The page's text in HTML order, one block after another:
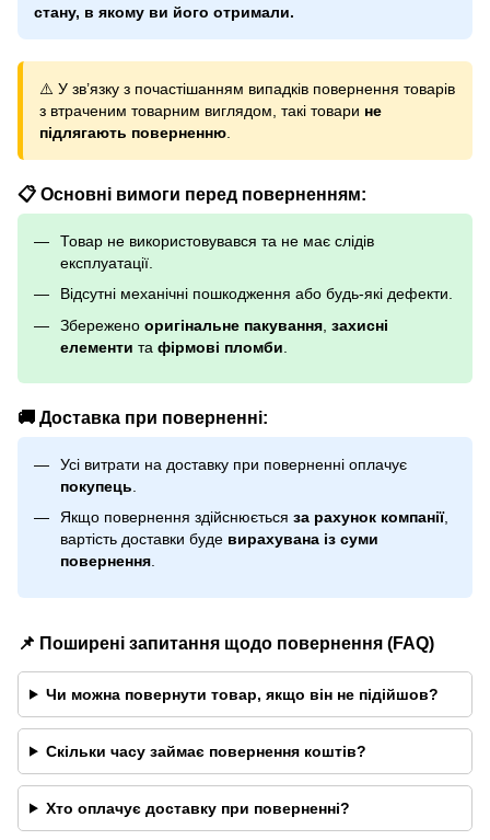
стану, в якому ви його отримали.
⚠️ У зв’язку з почастішанням випадків повернення товарів
з втраченим товарним виглядом, такі товари не
підлягають поверненню
📋 Основні вимоги перед поверненням:
Товар не використовувався та не має слідів
експлуатації.
Відсутні механічні пошкодження або будь-які дефекти.
Збережено оригінальне пакування захисні
елементи та фірмові пломби
🚚 Доставка при поверненні:
Усі витрати на доставку при поверненні оплачує
покупець
Якщо повернення здійснюється за рахунок компанії,
вартість доставки буде вирахувана із суми
повернення.
📌 Поширені запитання щодо повернення (FAQ)
Чи можна повернути товар, якщо він не підійшов?
Скільки часу займає повернення коштів?
Хто оплачує доставку при поверненні?